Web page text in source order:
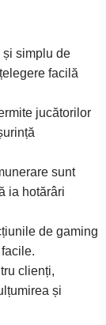
simplu de
facilă
jucătorilor
sunt
ia hotărâri
de gaming
clienți,
și